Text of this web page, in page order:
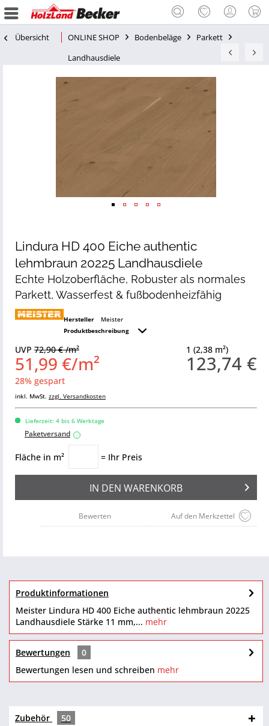
Übersicht ONLINE SHOP Bodenbeläge
Parkett
Landhausdiele
Lindura HD 400 Eiche authentic
lehmbraun 20225 Landhausdiele
Echte Holzoberfläche, Robuster als normales
Parkett, Wasserfest & fußbodenheizfähig
Hersteller
Meister
Produktbeschreibung
1 (2,38 m²)
123,74 €
UVP 72,90 € /m²
51,99 €/m²
28% gespart
inkl. MwSt. zzgl. Versandkosten
Lieferzeit: 4 bis 6 Werktage
Paketversand i
Fläche in m² = Ihr Preis
IN DEN WARENKORB
Auf den Merkzettel
Bewerten
Produktinformationen
Meister Lindura HD 400 Eiche authentic lehmbraun 20225
Landhausdiele Stärke 11 mm,... mehr
Bewertungen
0
Bewertungen lesen und schreiben mehr
Zubehör 50